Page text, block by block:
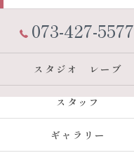
073-427-5577
スタジオ レーブ
スタッフ
ギャラリー